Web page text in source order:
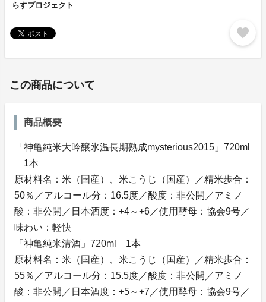
らすプロジェクト
favorite
この商品について
商品概要
「神亀純米大吟醸氷温長期熟成mysterious2015」720ml
1本
原材料名：米（国産）、米こうじ（国産）／精米歩合：
50％／アルコール分：16.5度／酸度：非公開／アミノ
酸：非公開／日本酒度：+4～+6／使用酵母：協会9号／
味わい：軽快
「神亀純米清酒」720ml 1本
原材料名：米（国産）、米こうじ（国産）／精米歩合：
55％／アルコール分：15.5度／酸度：非公開／アミノ
酸：非公開／日本酒度：+5～+7／使用酵母：協会9号／